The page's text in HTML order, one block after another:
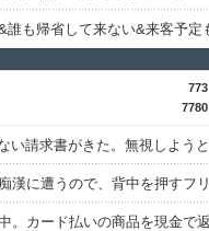
773
7780